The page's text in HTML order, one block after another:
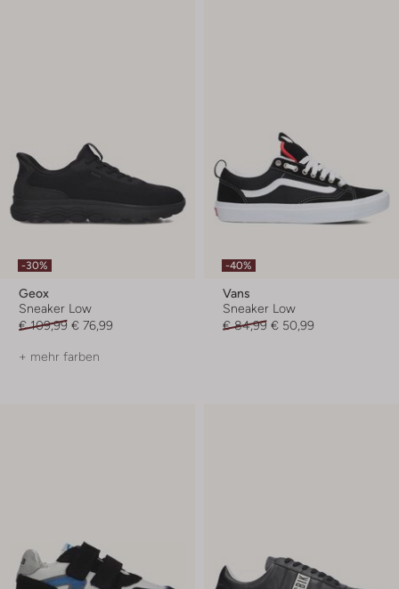
-30%
Geox
Sneaker Low
€ 109,99 € 76,99
+ mehr farben
-40%
Vans
Sneaker Low
€ 84,99 € 50,99